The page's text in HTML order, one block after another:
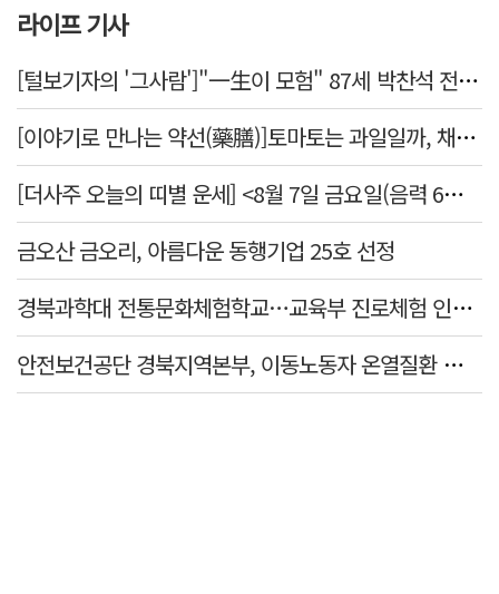
라이프 기사
[털보기자의 '그사람']"一生이 모험" 87세 박찬석 전 경북대 총장
[이야기로 만나는 약선(藥膳)]토마토는 과일일까, 채소일까
[더사주 오늘의 띠별 운세] <8월 7일 금요일(음력 6월25일)>
금오산 금오리, 아름다운 동행기업 25호 선정
경북과학대 전통문화체험학교…교육부 진로체험 인증기관 선정
안전보건공단 경북지역본부, 이동노동자 온열질환 예방 캠페인